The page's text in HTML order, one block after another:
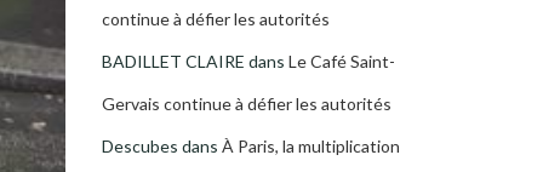
continue à défier les autorités
BADILLET CLAIRE dans Le Café Saint-
Gervais continue à défier les autorités
Descubes dans À Paris, la multiplication